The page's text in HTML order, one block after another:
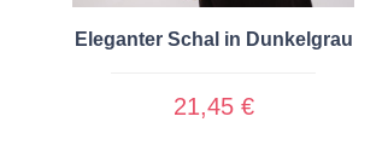
Eleganter Schal in Dunkelgrau
21,45 €